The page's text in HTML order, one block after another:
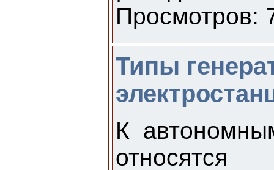
Просмотров:
Типы
К